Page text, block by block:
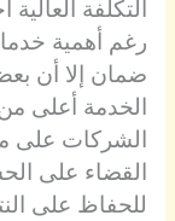
التكلفة العالية
رغم أهمية
ضمان إلا أن
الخدمة أعلى
الشركات على
القضاء على
للحفاظ على